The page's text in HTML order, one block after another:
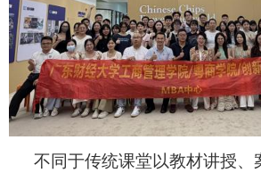
不同于传统课堂以教材讲授、